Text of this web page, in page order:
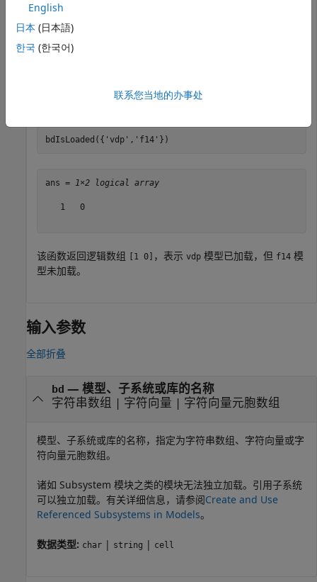
检查多个模型
模型是否已加载。将要检查的模型指定为字符
bdIsLoaded({ 'vdp' , 'f14' })
ans = 1×2 logical array
   1   0
该函数返回逻辑数组 [1 0] ，表示 vdp 模型已加载，但 f14 模
型未加载。
输入参数
全部折叠
bd — 模型、子系统或库的名称
字符串数组 | 字符向量 | 字符向量元胞数组
模型、子系统或库的名称，指定为字符串数组、字符向量或字
符向量元胞数组。
诸如 Subsystem 模块之类的模块无法独立加载。引用子系统
可以独立加载。有关详细信息，请参阅Create and Use
Referenced Subsystems in Models。
数据类型: char | string | cell
English
日本 (日本語)
한국 (한국어)
联系您当地的办事处